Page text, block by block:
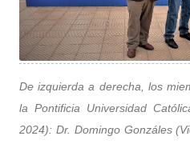
De izquierda a derecha, los
la Pontificia Universidad
2024): Dr. Domingo Gonzáles